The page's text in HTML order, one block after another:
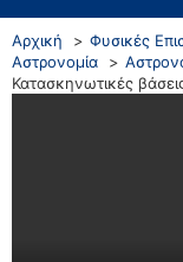
Αρχική
Φυσικές
Αστρονομία
Κατασκηνωτικές